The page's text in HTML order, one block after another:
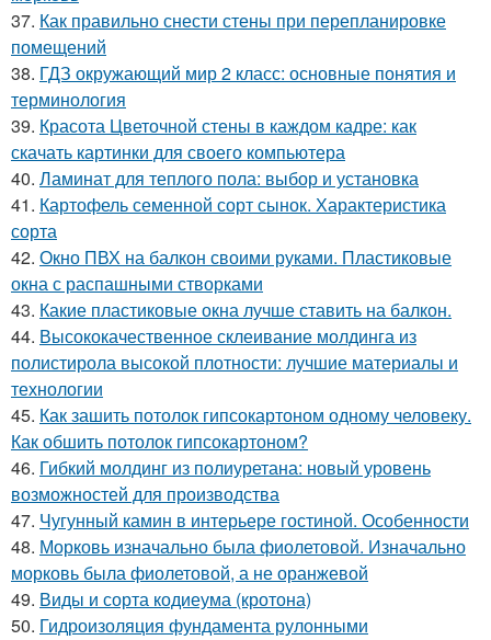
37. Как правильно снести стены при перепланировке
помещений
38. ГДЗ окружающий мир 2 класс: основные понятия и
терминология
39. Красота Цветочной стены в каждом кадре: как
скачать картинки для своего компьютера
40. Ламинат для теплого пола: выбор и установка
41. Картофель семенной сорт сынок. Характеристика
сорта
42. Окно ПВХ на балкон своими руками. Пластиковые
окна с распашными створками
43. Какие пластиковые окна лучше ставить на балкон.
44. Высококачественное склеивание молдинга из
полистирола высокой плотности: лучшие материалы и
технологии
45. Как зашить потолок гипсокартоном одному человеку.
Как обшить потолок гипсокартоном?
46. Гибкий молдинг из полиуретана: новый уровень
возможностей для производства
47. Чугунный камин в интерьере гостиной. Особенности
48. Морковь изначально была фиолетовой. Изначально
морковь была фиолетовой, а не оранжевой
49. Виды и сорта кодиеума (кротона)
50. Гидроизоляция фундамента рулонными